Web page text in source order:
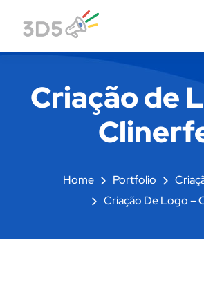
Criação de
Home Portfolio
Criação De Logo –